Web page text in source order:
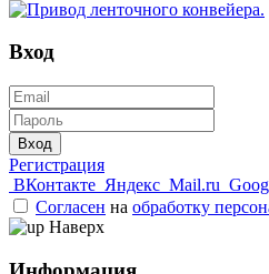
Вход
Вход
Регистрация
ВКонтакте Яндекс Mail.ru
Согласен на обработку
Наверх